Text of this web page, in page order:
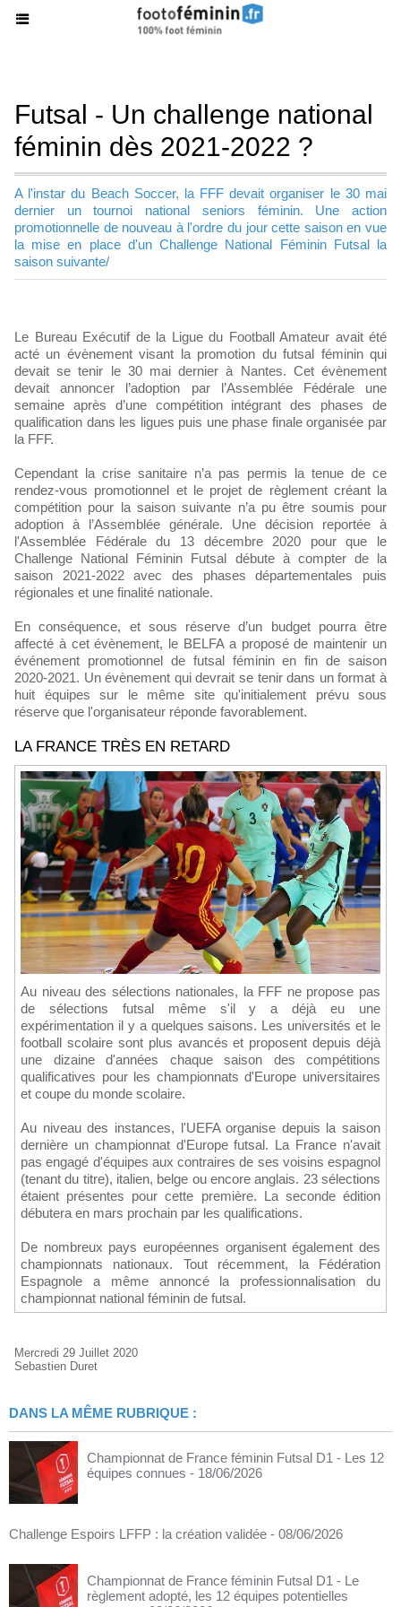
Futsal - Un challenge national
féminin dès 2021-2022 ?
A l'instar du Beach Soccer, la FFF devait organiser le 30 mai
dernier un tournoi national seniors féminin. Une action
promotionnelle de nouveau à l'ordre du jour cette saison en vue
la mise en place d'un Challenge National Féminin Futsal la
saison suivante/
Le Bureau Exécutif de la Ligue du Football Amateur avait été
acté un évènement visant la promotion du futsal féminin qui
devait se tenir le 30 mai dernier à Nantes. Cet évènement
devait annoncer l’adoption par l’Assemblée Fédérale une
semaine après d’une compétition intégrant des phases de
qualification dans les ligues puis une phase finale organisée par
la FFF.
Cependant la crise sanitaire n’a pas permis la tenue de ce
rendez-vous promotionnel et le projet de règlement créant la
compétition pour la saison suivante n’a pu être soumis pour
adoption à l’Assemblée générale. Une décision reportée à
l'Assemblée Fédérale du 13 décembre 2020 pour que le
Challenge National Féminin Futsal débute à compter de la
saison 2021-2022 avec des phases départementales puis
régionales et une finalité nationale.
En conséquence, et sous réserve d’un budget pourra être
affecté à cet évènement, le BELFA a proposé de maintenir un
événement promotionnel de futsal féminin en fin de saison
2020-2021. Un évènement qui devrait se tenir dans un format à
huit équipes sur le même site qu'initialement prévu sous
réserve que l'organisateur réponde favorablement.
LA FRANCE TRÈS EN RETARD
Au niveau des sélections nationales, la FFF ne propose pas
de sélections futsal même s'il y a déjà eu une
expérimentation il y a quelques saisons. Les universités et le
football scolaire sont plus avancés et proposent depuis déjà
une dizaine d'années chaque saison des compétitions
qualificatives pour les championnats d'Europe universitaires
et coupe du monde scolaire.
Au niveau des instances, l'UEFA organise depuis la saison
dernière un championnat d'Europe futsal. La France n'avait
pas engagé d'équipes aux contraires de ses voisins espagnol
(tenant du titre), italien, belge ou encore anglais. 23 sélections
étaient présentes pour cette première. La seconde édition
débutera en mars prochain par les qualifications.
De nombreux pays européennes organisent également des
championnats nationaux. Tout récemment, la Fédération
Espagnole a même annoncé la professionnalisation du
championnat national féminin de futsal.
Mercredi 29 Juillet 2020
Sebastien Duret
DANS LA MÊME RUBRIQUE :
Championnat de France féminin Futsal D1 - Les 12
équipes connues - 18/06/2026
Challenge Espoirs LFFP : la création validée - 08/06/2026
Championnat de France féminin Futsal D1 - Le
règlement adopté, les 12 équipes potentielles